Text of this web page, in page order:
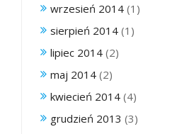
wrzesień 2014 (1)
sierpień 2014 (1)
lipiec 2014 (2)
maj 2014 (2)
kwiecień 2014 (4)
grudzień 2013 (3)